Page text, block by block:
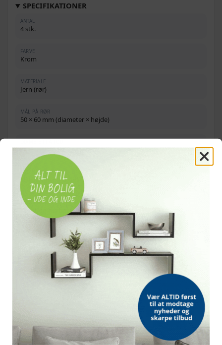
SPECIFIKATIONER
ANTAL
4 stk.
FARVE
Krom
MATERIALE
Jern (rør)
MÅL PÅ RØR
50 × 60 mm (diameter × højde)
70 mm
EGENSKABER
Slidstærke og stabile
MONTERING
Nemt og hurtigt
OFTE STILLEDE SPØRGSMÅL
Hvor høje er sofabenene?
Hvilket materiale er benene lavet af?
Er de nemme at montere?